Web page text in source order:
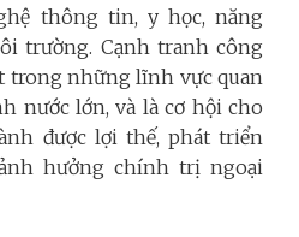
thông tin, y học, năng
trường. Cạnh tranh công
trong những lĩnh vực quan
nước lớn, và là cơ hội cho
được lợi thế, phát triển
hưởng chính trị ngoại